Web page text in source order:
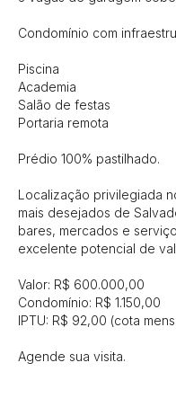
Condomínio com
Piscina
Academia
Salão de festas
Portaria remota
Prédio 100% pastilhado.
Localização privilegiada
mais desejados de
bares, mercados e
excelente potencial de
Valor: R$ 600.000,00
Condomínio: R$ 1.150,00
IPTU: R$ 92,00 (cota
Agende sua visita.